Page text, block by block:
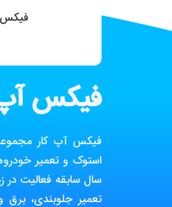
فیکس
فیکس
فیکس آپ کار مجموعه
استوک و تعمیر
سال سابقه فعالیت
تعمیر جلوبندی،